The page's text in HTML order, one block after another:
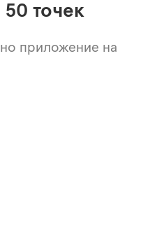
точек
приложение на